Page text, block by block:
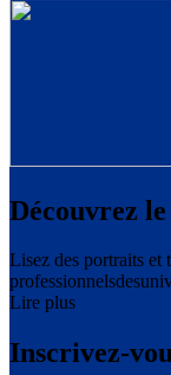
Découvrez
Lisez des portraits et
Lire plus
Inscrivez-